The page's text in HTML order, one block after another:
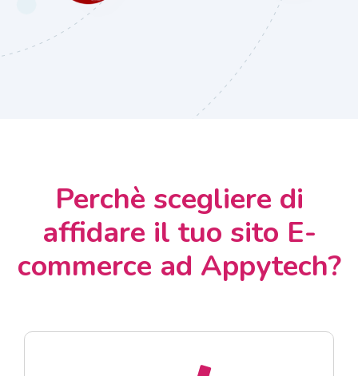
Perchè scegliere di
affidare il tuo sito E-
commerce ad Appytech?